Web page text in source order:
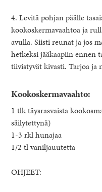
4. Levitä pohjan päälle
kookoskermavaahtoa ja
avulla. Siisti reunat ja jos
hetkeksi jääkaapiin ennen
tiivistyvät kivasti. Tarjoa ja
Kookoskermavaahto:
1 tlk täysrasvaista
säilytettynä)
1-3 rkl hunajaa
1/2 tl vaniljauutetta
OHJEET: